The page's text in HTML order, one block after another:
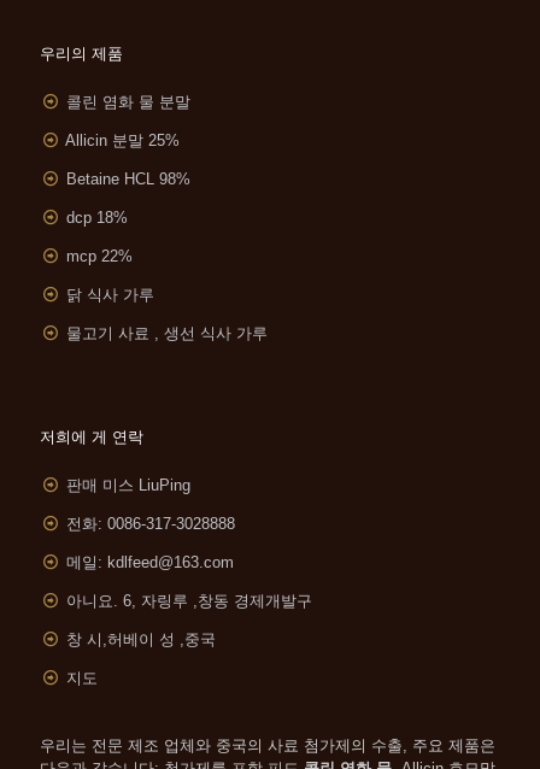
우리의 제품
콜린 염화 물 분말
Allicin 분말 25%
Betaine HCL 98%
dcp 18%
mcp 22%
닭 식사 가루
물고기 사료 , 생선 식사 가루
저희에 게 연락
판매 미스 LiuPing
전화: 0086-317-3028888
메일: kdlfeed@163.com
아니요. 6, 자링루 , 창동 경제개발구
창 시,허베이 성 ,중국
지도
우리는 전문 제조 업체와 중국의 사료 첨가제의 수출, 주요 제품은